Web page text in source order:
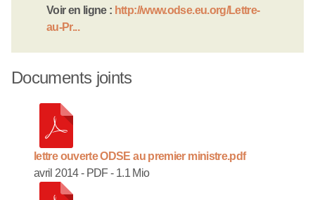
Voir en ligne : http://www.odse.eu.org/Lettre-
au-Pr...
Documents joints
lettre ouverte ODSE au premier ministre.pdf
avril 2014- PDF- 1.1 Mio